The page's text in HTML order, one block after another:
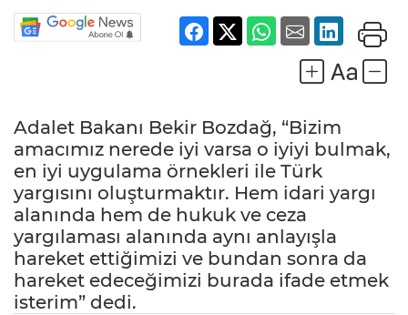
Adalet Bakanı Bekir Bozdağ, “Bizim
amacımız nerede iyi varsa o iyiyi bulmak,
en iyi uygulama örnekleri ile Türk
yargısını oluşturmaktır. Hem idari yargı
alanında hem de hukuk ve ceza
yargılaması alanında aynı anlayışla
hareket ettiğimizi ve bundan sonra da
hareket edeceğimizi burada ifade etmek
isterim” dedi.